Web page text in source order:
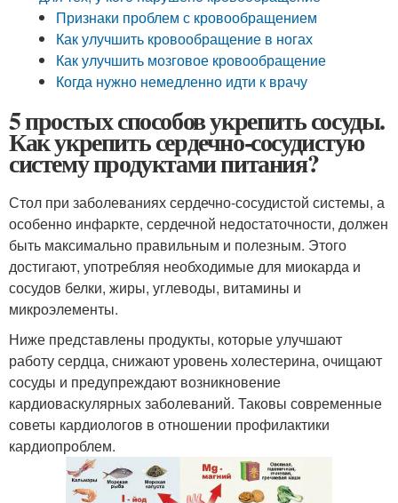
Признаки проблем с кровообращением
Как улучшить кровообращение в ногах
Как улучшить мозговое кровообращение
Когда нужно немедленно идти к врачу
5 простых способов укрепить сосуды.
Как укрепить сердечно-сосудистую
систему продуктами питания?
Стол при заболеваниях сердечно-сосудистой системы, а
особенно инфаркте, сердечной недостаточности, должен
быть максимально правильным и полезным. Этого
достигают, употребляя необходимые для миокарда и
сосудов белки, жиры, углеводы, витамины и
микроэлементы.
Ниже представлены продукты, которые улучшают
работу сердца, снижают уровень холестерина, очищают
сосуды и предупреждают возникновение
кардиоваскулярных заболеваний. Таковы современные
советы кардиологов в отношении профилактики
кардиопроблем.